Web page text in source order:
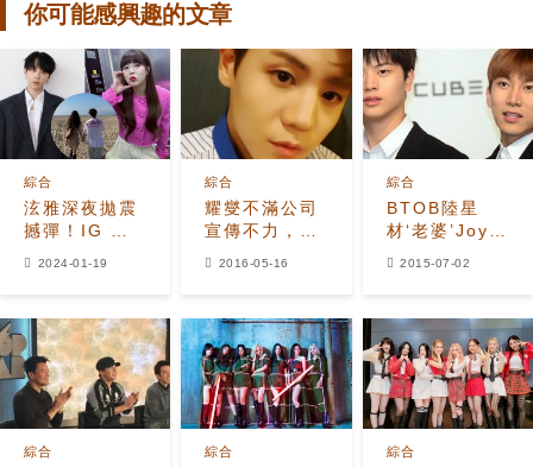
你可能感興趣的文章
泫雅深夜拋震
撼彈！IG 突
綜合
2024-01-19
耀燮不滿公司
宣傳不力，推
綜合
2016-05-16
BTOB陸星
材‘老婆’Joy
綜合
2015-07-02
綜合 綜合 綜合